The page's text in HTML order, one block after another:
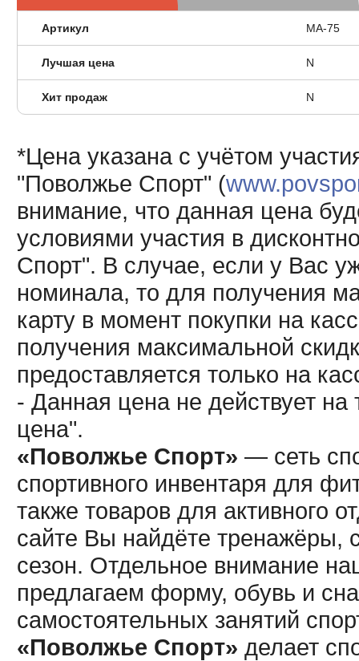
Артикул MA-75
Лучшая цена N
Хит продаж N
*Цена указана с учётом
"Поволжье Спорт" (
внимание, что данная цена
условиями участия в
Спорт". В случае, если у Вас
номинала, то для получения
карту в момент покупки на
получения максимальной
предоставляется только на
- Данная цена не действует
цена".
«Поволжье Спорт» — сеть
спортивного инвентаря для
также товаров для активного
сайте Вы найдёте тренажёры,
сезон. Отдельное внимание
предлагаем форму, обувь и
самостоятельных занятий
«Поволжье Спорт» делает